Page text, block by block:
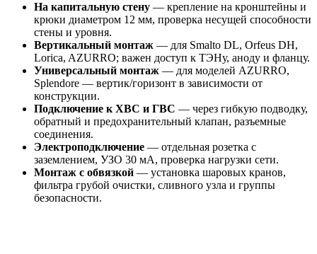
На капитальную стену — крепление на кронштейны и
крюки диаметром 12 мм, проверка несущей способности
стены и уровня.
Вертикальный монтаж — для Smalto DL, Orfeus DH,
Lorica, AZURRO; важен доступ к ТЭНу, аноду и фланцу.
Универсальный монтаж — для моделей AZURRO,
Splendore — вертик/горизонт в зависимости от
конструкции.
Подключение к ХВС и ГВС — через гибкую подводку,
обратный и предохранительный клапан, разъемные
соединения.
Электроподключение — отдельная розетка с
заземлением, УЗО 30 мА, проверка нагрузки сети.
Монтаж с обвязкой — установка шаровых кранов,
фильтра грубой очистки, сливного узла и группы
безопасности.